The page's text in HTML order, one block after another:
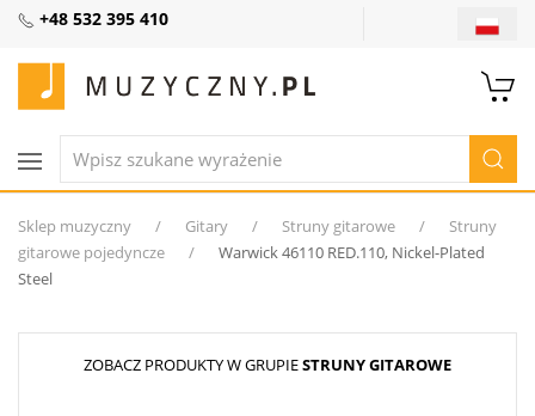
+48 532 395 410
Sklep muzyczny Gitary Struny gitarowe
Struny
gitarowe pojedyncze
Warwick 46110 RED.110, Nickel-Plated
Steel
ZOBACZ PRODUKTY W GRUPIESTRUNY GITAROWE